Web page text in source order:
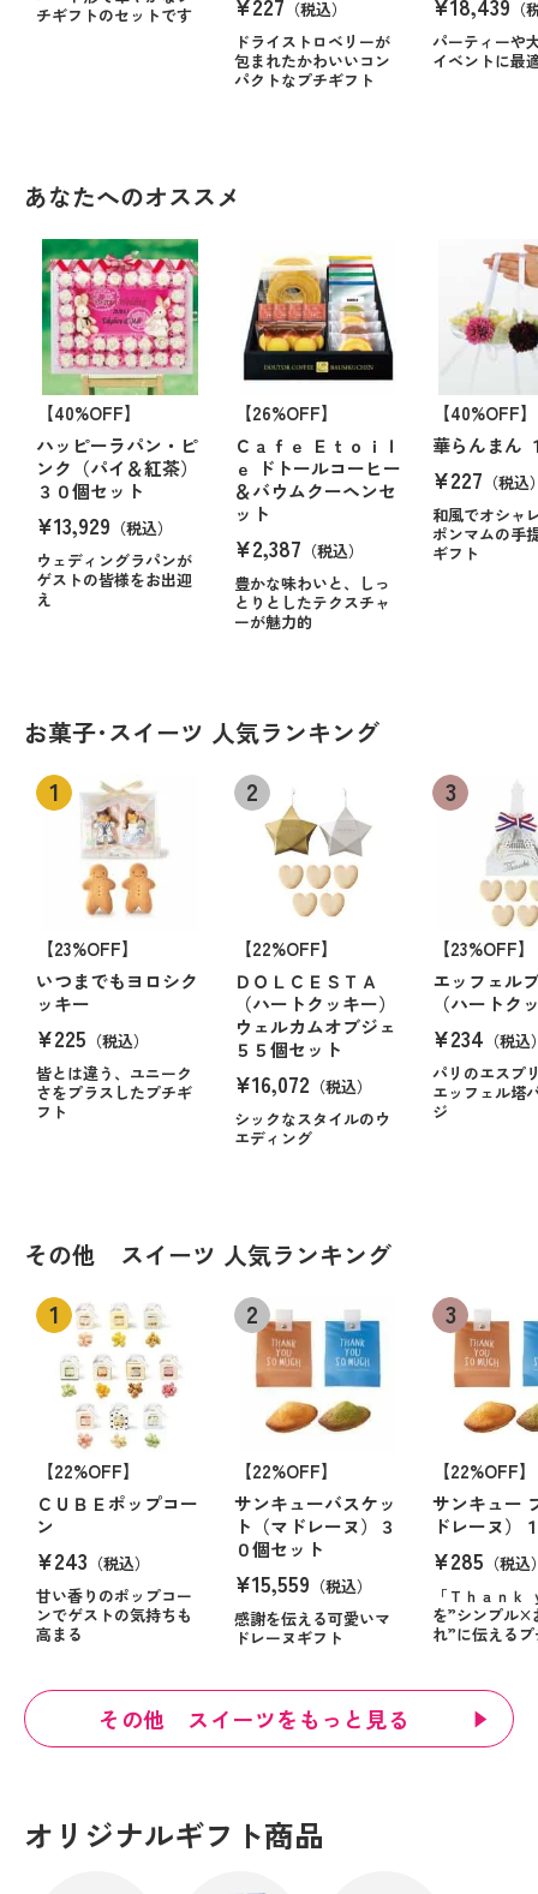
チギフトのセットです
¥227 （税込）
ドライストロベリーが
包まれたかわいいコン
パクトなプチギフト
¥18,439 （
パーティーや
イベントに最
あなたへのオススメ
【40%OFF】
ハッピーラパン・ピ
ンク（パイ＆紅茶）
３０個セット
¥13,929 （税込）
ウェディングラパンが
ゲストの皆様をお出迎
え
【26%OFF】
Ｃａｆｅ Ｅｔｏｉｌ
ｅ ドトールコーヒー
＆バウムクーヘンセ
ット
¥2,387 （税込）
豊かな味わいと、しっ
とりとしたテクスチャ
ーが魅力的
【40%OFF】
華らんまん
¥227 （税込
和風でオシャ
ポンマムの手
ギフト
お菓子･スイーツ 人気ランキング
【23%OFF】
いつまでもヨロシク
ッキー
¥225 （税込）
皆とは違う、ユニーク
さをプラスしたプチギ
フト
【22%OFF】
ＤＯＬＣＥＳＴＡ
（ハートクッキー）
ウェルカムオブジェ
５５個セット
¥16,072 （税込）
シックなスタイルのウ
エディング
【23%OFF】
エッフェル
（ハートク
¥234 （税込
パリのエスプ
エッフェル塔
ジ
その他 スイーツ 人気ランキング
【22%OFF】
ＣＵＢＥポップコー
ン
¥243 （税込）
甘い香りのポップコー
ンでゲストの気持ちも
高まる
【22%OFF】
サンキューバスケッ
ト（マドレーヌ）３
０個セット
¥15,559 （税込）
感謝を伝える可愛いマ
ドレーヌギフト
【22%OFF】
サンキュー
ドレーヌ）
¥285 （税込
「Ｔｈａｎｋ
を”シンプル×
れ”に伝える
その他 スイーツをもっと見る
オリジナルギフト商品